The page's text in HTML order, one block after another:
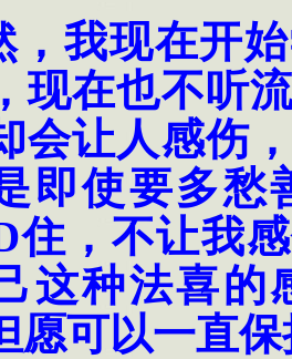
，我现在开
现在也不听
会让人感伤
即使要多愁
住，不让我
这种法喜的
愿可以一直